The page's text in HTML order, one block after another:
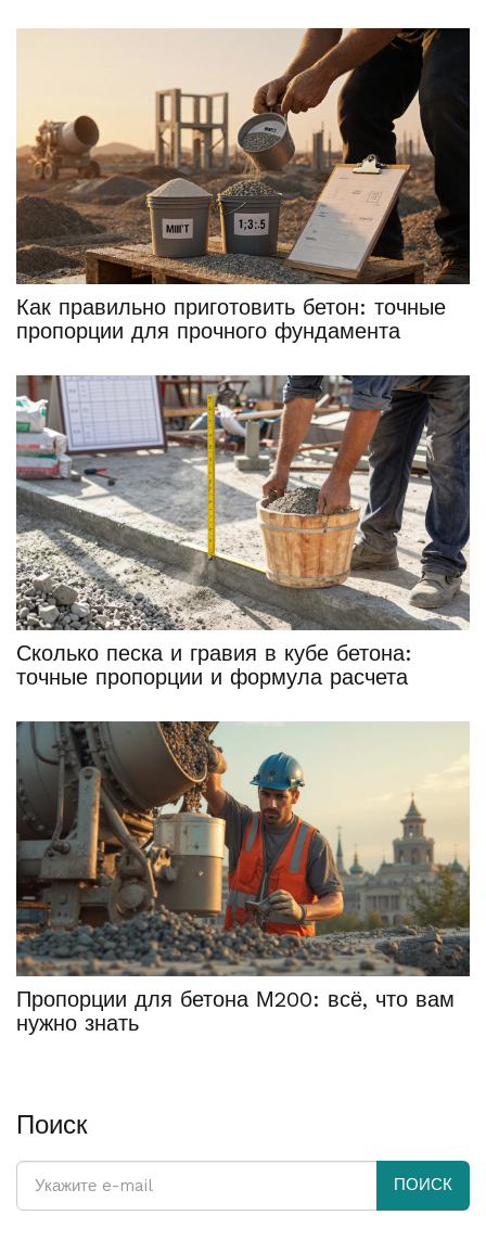
Как правильно приготовить бетон: точные
пропорции для прочного фундамента
Сколько песка и гравия в кубе бетона:
точные пропорции и формула расчета
Пропорции для бетона М200: всё, что вам
нужно знать
Поиск
ПОИСК